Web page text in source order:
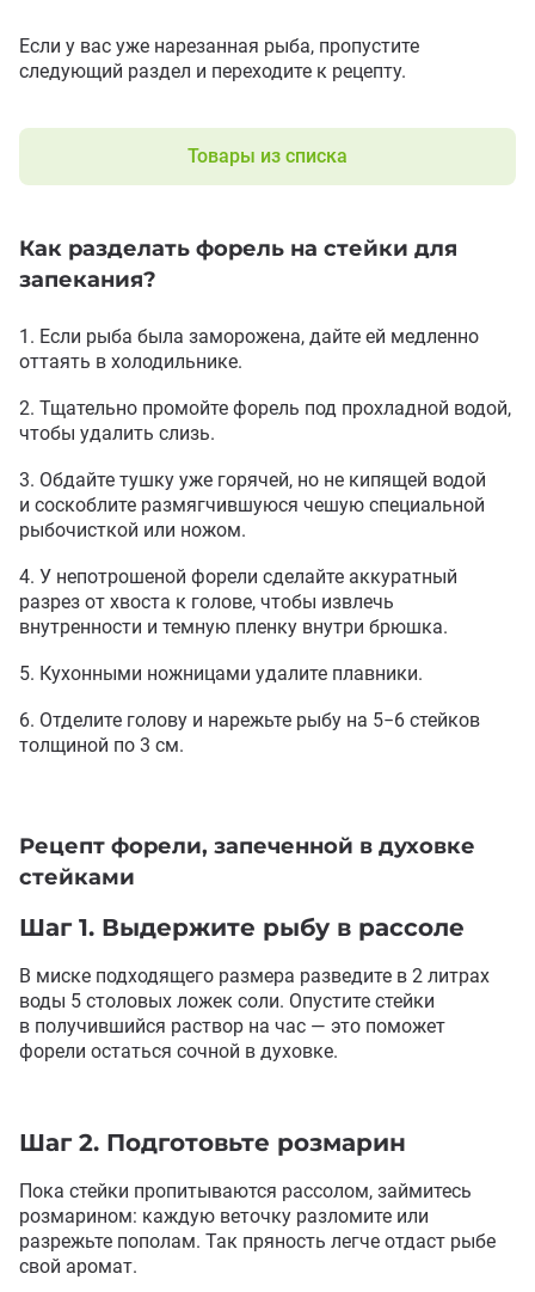
Если у вас уже нарезанная рыба, пропустите
следующий раздел и переходите к рецепту.
Товары из списка
Как разделать форель на стейки для
запекания?
Если рыба была заморожена, дайте ей медленно
оттаять в холодильнике.
Тщательно промойте форель под прохладной водой,
чтобы удалить слизь.
Обдайте тушку уже горячей, но не кипящей водой
и соскоблите размягчившуюся чешую специальной
рыбочисткой или ножом.
У непотрошеной форели сделайте аккуратный
разрез от хвоста к голове, чтобы извлечь
внутренности и темную пленку внутри брюшка.
Кухонными ножницами удалите плавники.
Отделите голову и нарежьте рыбу на 5−6 стейков
толщиной по 3 см.
Рецепт форели, запеченной в духовке
стейками
Шаг 1. Выдержите рыбу в рассоле
В миске подходящего размера разведите в 2 литрах
воды 5 столовых ложек соли. Опустите стейки
в получившийся раствор на час — это поможет
форели остаться сочной в духовке.
Шаг 2. Подготовьте розмарин
Пока стейки пропитываются рассолом, займитесь
розмарином: каждую веточку разломите или
разрежьте пополам. Так пряность легче отдаст рыбе
свой аромат.